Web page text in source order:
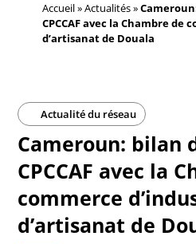
Accueil»Actualités»
CPCCAF avec la Chambre de
d’artisanat de Douala
Actualité du réseau
Cameroun: bilan
CPCCAF avec la
commerce
d’artisanat de